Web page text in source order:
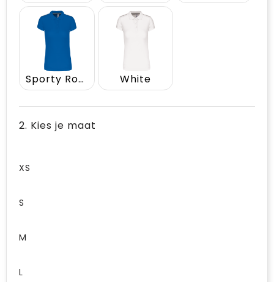
Sporty Royal Blue White
2. Kies je maat
XS
S
M
L